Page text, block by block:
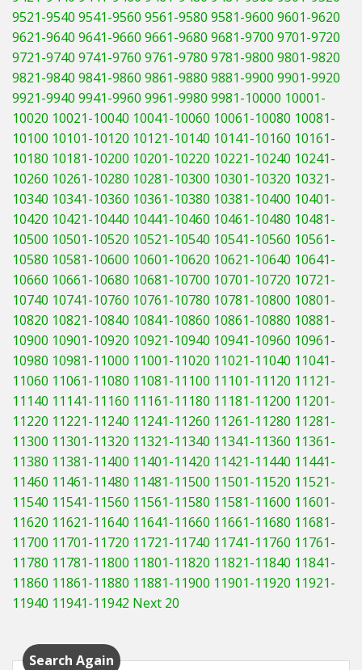
9521-9540 9541-9560 9561-9580 9581-9600 9601-9620
9621-9640 9641-9660 9661-9680 9681-9700 9701-9720
9721-9740 9741-9760 9761-9780 9781-9800 9801-9820
9821-9840 9841-9860 9861-9880 9881-9900 9901-9920
9921-9940 9941-9960 9961-9980 9981-10000 10001-
10020 10021-10040 10041-10060 10061-10080 10081-
10100 10101-10120 10121-10140 10141-10160 10161-
10180 10181-10200 10201-10220 10221-10240 10241-
10260 10261-10280 10281-10300 10301-10320 10321-
10340 10341-10360 10361-10380 10381-10400 10401-
10420 10421-10440 10441-10460 10461-10480 10481-
10500 10501-10520 10521-10540 10541-10560 10561-
10580 10581-10600 10601-10620 10621-10640 10641-
10660 10661-10680 10681-10700 10701-10720 10721-
10740 10741-10760 10761-10780 10781-10800 10801-
10820 10821-10840 10841-10860 10861-10880 10881-
10900 10901-10920 10921-10940 10941-10960 10961-
10980 10981-11000 11001-11020 11021-11040 11041-
11060 11061-11080 11081-11100 11101-11120 11121-
11140 11141-11160 11161-11180 11181-11200 11201-
11220 11221-11240 11241-11260 11261-11280 11281-
11300 11301-11320 11321-11340 11341-11360 11361-
11380 11381-11400 11401-11420 11421-11440 11441-
11460 11461-11480 11481-11500 11501-11520 11521-
11540 11541-11560 11561-11580 11581-11600 11601-
11620 11621-11640 11641-11660 11661-11680 11681-
11700 11701-11720 11721-11740 11741-11760 11761-
11780 11781-11800 11801-11820 11821-11840 11841-
11860 11861-11880 11881-11900 11901-11920 11921-
11940 11941-11942 Next 20
Search Again